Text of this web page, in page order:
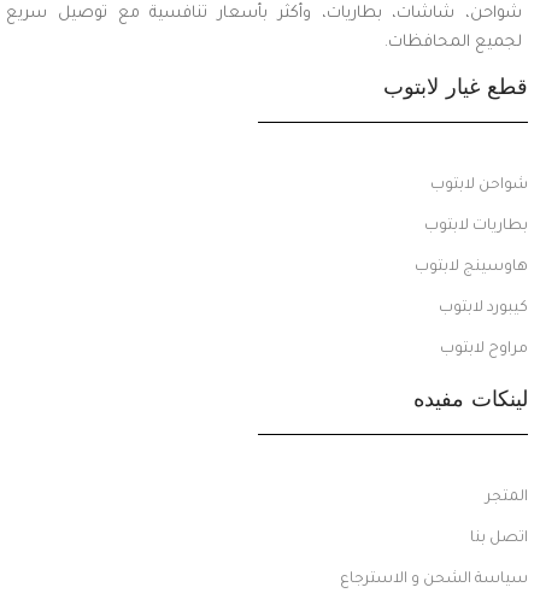
شواحن، شاشات، بطاريات، وأكثر بأسعار تنافسية مع توصيل سريع
لجميع المحافظات.
قطع غيار لابتوب
شواحن لابتوب
بطاريات لابتوب
هاوسينج لابتوب
كيبورد لابتوب
مراوح لابتوب
لينكات مفيده
المتجر
اتصل بنا
سياسة الشحن و الاسترجاع